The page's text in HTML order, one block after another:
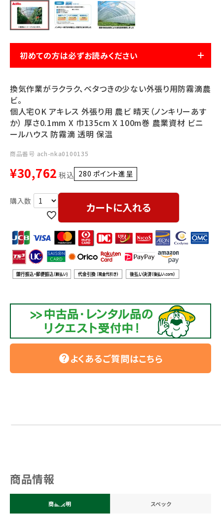
ブログ
利用ガイド FAQ
info@agriz.net
0739-72-4532
初めての方は必ずお読みください
換気作業がラクラク、ベタつきの少ない外張り用防霧滴農
ビ。
個人宅OK アキレス 外張り用 農ビ 晴天（ノンキリーあす
か） 厚さ0.1mm X 巾135cm X 100m巻 農業資材 ビニ
ールハウス 防霧滴 透明 保温
商品番号 ach-nka0100135
¥30,762 税込 280 ポイント進呈 ]
カートに入れる
helpよくあるご質問はこちら
商品情報
商品説明 スペック